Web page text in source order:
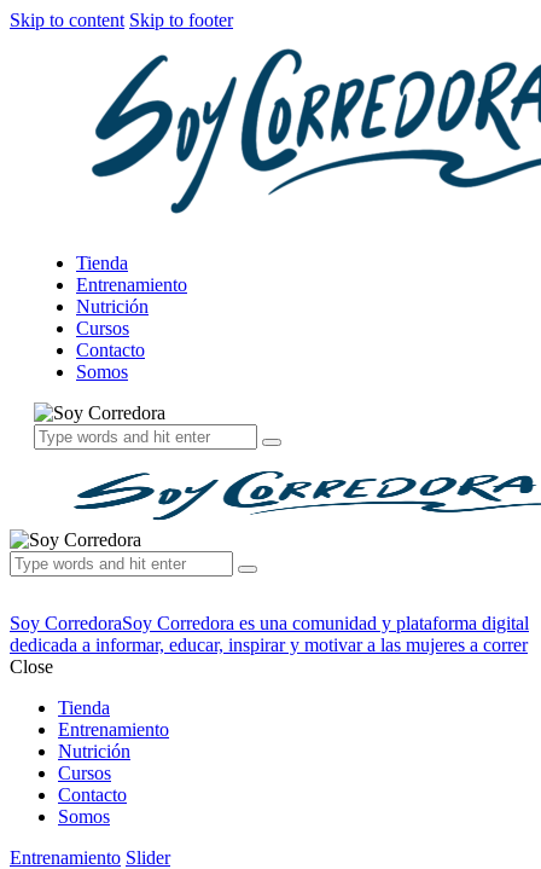
Skip to content Skip to footer
Tienda
Entrenamiento
Nutrición
Cursos
Contacto
Somos
Soy CorredoraSoy Corredora es una comunidad y plataforma digital
dedicada a informar, educar, inspirar y motivar a las mujeres a correr
Close
Tienda
Entrenamiento
Nutrición
Cursos
Contacto
Somos
Entrenamiento Slider